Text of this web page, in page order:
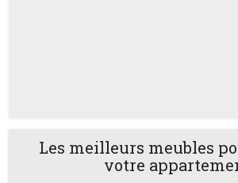
Les meilleurs meubles
votre